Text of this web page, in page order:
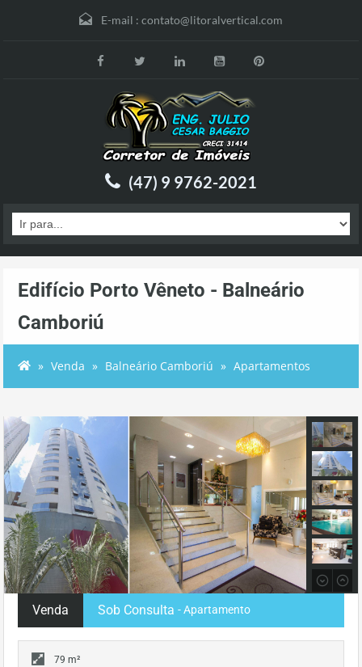
E-mail : contato@litoralvertical.com
(47) 9 9762-2021
Edifício Porto Vêneto - Balneário
Camboriú
Venda Balneário Camboriú Apartamentos
Venda Sob Consulta - Apartamento
79 m²